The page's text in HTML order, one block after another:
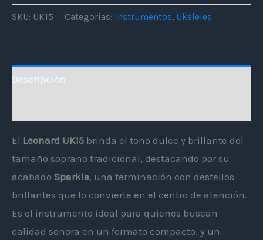
SKU: UK15 Categorías: Instrumentos, Ukeleles
Descripción
El Leonard UK15 brinda el tono dulce y brillante del
tamaño soprano tradicional, destacando por su
acabado Sparkle, una terminación con destellos
brillantes que lo convierte en el centro de atención.
Es el instrumento ideal para quienes buscan
calidad sonora en un formato compacto, y un